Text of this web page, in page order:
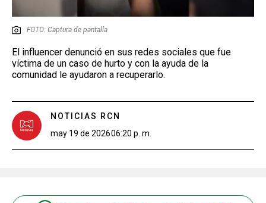
FOTO: Captura de pantalla
El influencer denunció en sus redes sociales que fue
víctima de un caso de hurto y con la ayuda de la
comunidad le ayudaron a recuperarlo.
NOTICIAS RCN
may 19 de 202606:20 p. m.